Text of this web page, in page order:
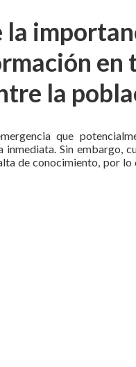
en
la
que
Sin embargo,
de conocimiento, por